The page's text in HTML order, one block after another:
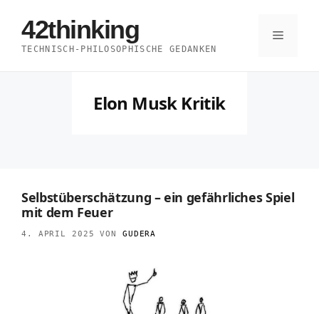
Inhalt
springen
42thinking
TECHNISCH-PHILOSOPHISCHE GEDANKEN
Menü
Elon Musk Kritik
Selbstüberschätzung – ein gefährliches Spiel
mit dem Feuer
4. APRIL 2025 VON GUDERA